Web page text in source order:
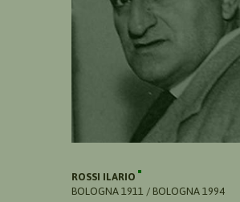
ROSSI ILARIO
BOLOGNA 1911 / BOLOGNA 1994